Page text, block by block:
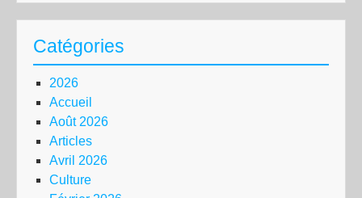
Catégories
2026
Accueil
Août 2026
Articles
Avril 2026
Culture